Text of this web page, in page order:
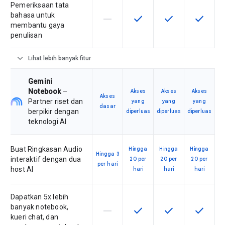
Pemeriksaan tata
bahasa untuk
membantu gaya
penulisan
Fitur ini tidak didukung oleh SKU ini
horizontal_rule Fitur ini tersedia untuk
check Fitur ini tersedia
check Fitur ini
check
expand_more Lihat lebih banyak fitur
Gemini
Notebook–
Partner riset dan
berpikir dengan
teknologi AI
Akses
dasar
Akses
yang
diperluas
Akses
yang
diperluas
Akses
yang
diperluas
Buat Ringkasan Audio
interaktif dengan dua
host AI
Hingga 3
per hari
Hingga
20 per
hari
Hingga
20 per
hari
Hingga
20 per
hari
Dapatkan 5x lebih
banyak notebook,
kueri chat, dan
Fitur ini tidak didukung oleh SKU ini
horizontal_rule Fitur ini tersedia untuk
check Fitur ini tersedia
check Fitur ini
check